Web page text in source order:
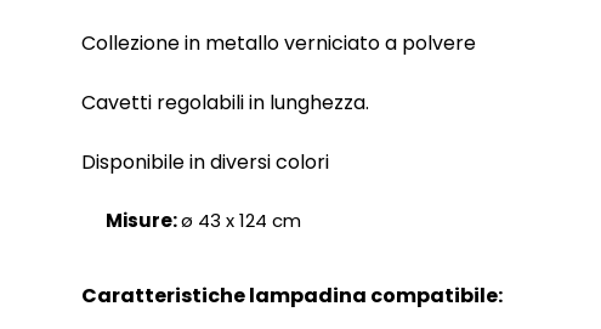
Collezione in metallo verniciato a polvere
Cavetti regolabili in lunghezza.
Disponibile in diversi colori
Misure:ø 43 x 124 cm
Caratteristiche lampadina compatibile: